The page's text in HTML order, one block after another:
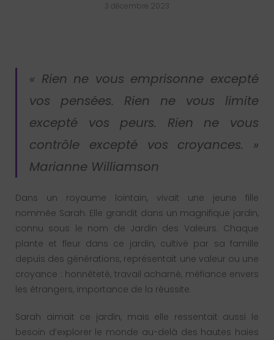
3 décembre 2023
« Rien ne vous emprisonne excepté
vos pensées. Rien ne vous limite
excepté vos peurs. Rien ne vous
contrôle excepté vos croyances. »
Marianne Williamson
Dans un royaume lointain, vivait une jeune fille
nommée Sarah. Elle grandit dans un magnifique jardin,
connu sous le nom de Jardin des Valeurs. Chaque
plante et fleur dans ce jardin, cultivé par sa famille
depuis des générations, représentait une valeur ou une
croyance : honnêteté, travail acharné, méfiance envers
les étrangers, importance de la réussite.
Sarah aimait ce jardin, mais elle ressentait aussi le
besoin d’explorer le monde au-delà des hautes haies